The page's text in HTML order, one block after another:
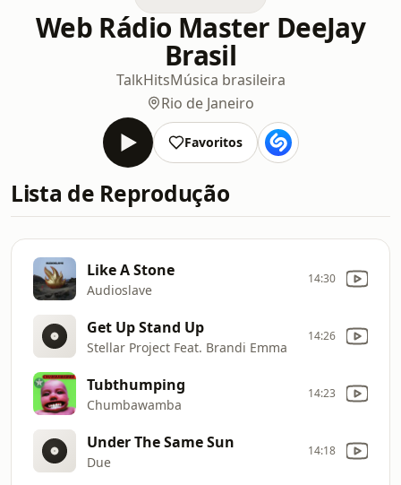
Web Rádio Master DeeJay
Brasil
TalkHitsMúsica brasileira
Rio de Janeiro
Favoritos
Lista de Reprodução
Like A Stone
Audioslave
14:30
Get Up Stand Up
Stellar Project Feat. Brandi Emma
14:26
Tubthumping
Chumbawamba
14:23
Under The Same Sun
Due
14:18